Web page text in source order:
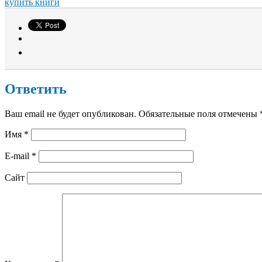
купить книги
Ответить
Ваш email не будет опубликован. Обязательные поля отмечены
Имя *
E-mail *
Сайт